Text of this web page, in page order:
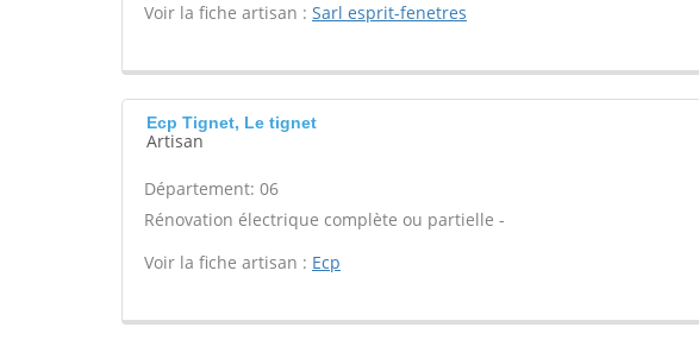
Voir la fiche artisan : Sarl esprit-fenetres
Ecp Tignet, Le tignet
Artisan
Département: 06
Rénovation électrique complète ou partielle -
Voir la fiche artisan : Ecp